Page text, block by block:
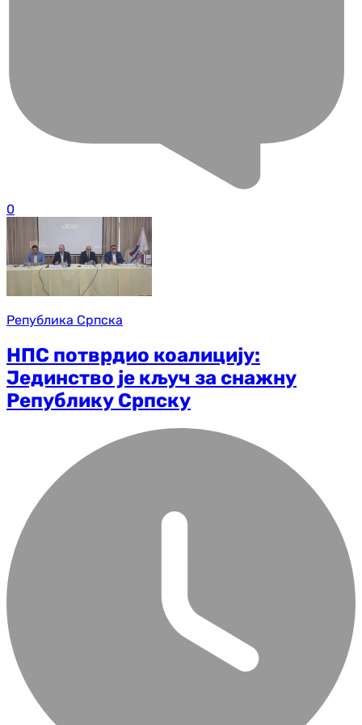
0
Република Српска
НПС потврдио коалицију:
Јединство је кључ за снажну
Републику Српску